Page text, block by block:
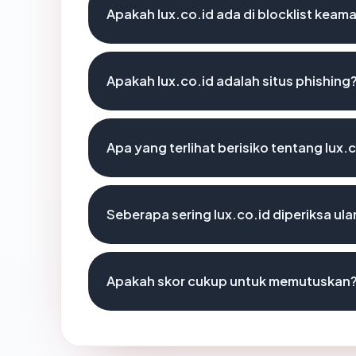
Apakah lux.co.id ada di blocklist
Apakah lux.co.id adalah situs phishing?
Apa yang terlihat berisiko tentang
Seberapa sering lux.co.id diperiksa
Apakah skor cukup untuk memutuskan?